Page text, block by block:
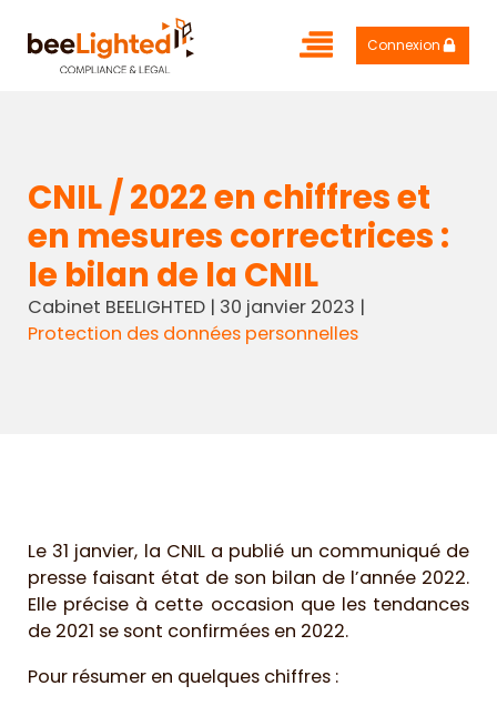
Connexion
CNIL / 2022 en chiffres et
en mesures correctrices :
le bilan de la CNIL
Cabinet BEELIGHTED| 30 janvier 2023 |
Protection des données personnelles
Le 31 janvier, la CNIL a publié un communiqué de
presse faisant état de son bilan de l’année 2022.
Elle précise à cette occasion que les tendances
de 2021 se sont confirmées en 2022.
Pour résumer en quelques chiffres :